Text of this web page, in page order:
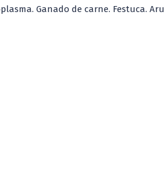
Ganado de carne. Festuca.